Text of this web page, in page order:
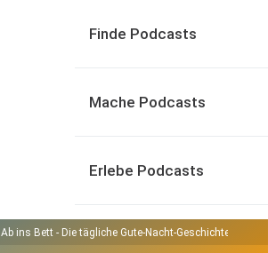
Finde Podcasts
Mache Podcasts
Erlebe Podcasts
Ab ins Bett - Die tägliche Gute-Nacht-Geschichte